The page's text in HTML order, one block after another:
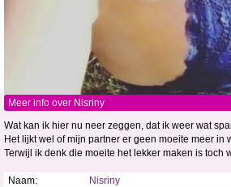
Meer info over Nisriny
Wat kan ik hier nu neer zeggen, dat ik weer wat
Het lijkt wel of mijn partner er geen moeite meer in
Terwijl ik denk die moeite het lekker maken is toch
Naam:
Nisriny